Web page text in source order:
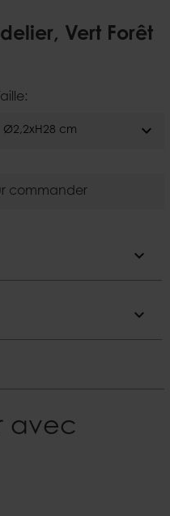
Vert Forêt
Ø2,2xH28 cm expand_more
commander
expand_more
expand_more
avec